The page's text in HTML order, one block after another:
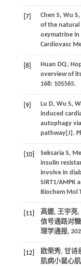
[7] Chen S, Wu S,
of the natural
oxymatrine in
Cardiovasc
[8] Huan DQ,
overview of
168: 105565.
[9] Lu D, Wu S,
induced
autophagy
pathway[J].
[10] Seksaria S,
insulin
involve in
SIRT1/AMPK
Biochem Mol
[11]
高媛, 王宇亮
信号通路对
理学通报,
[12] 欧荣秀, 甘诗
肌病小鼠心